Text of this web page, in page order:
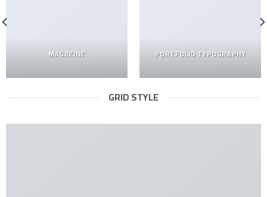
PORTFOLIO TYPOGRAPHY
MAGAZINE
GRID STYLE